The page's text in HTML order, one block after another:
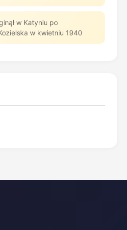
w Katyniu po
w kwietniu 1940